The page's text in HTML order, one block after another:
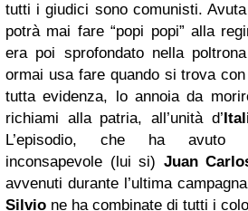
tutti i giudici sono comunisti.
potrà mai fare “popi popi” alla
era poi sprofondato nella
ormai usa fare quando si trova con
tutta evidenza, lo annoia da
richiami alla patria, all’unità d’
L’episodio, che ha avuto
inconsapevole (lui si) Juan
avvenuti durante l’ultima
Silvio ne ha combinate di tutti i